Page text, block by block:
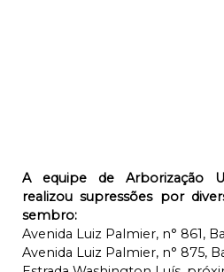
A equipe de Arborização
realizou supressões por
sembro:
Avenida Luiz Palmier, n° 861,
Avenida Luiz Palmier, n° 875,